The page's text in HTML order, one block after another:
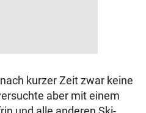
kurzer Zeit zwar keine
aber mit einem